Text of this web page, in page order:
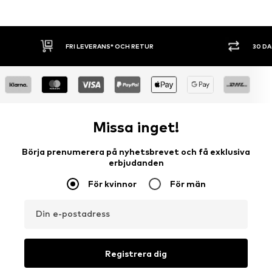
FRI LEVERANS* OCH RETUR 30
Missa inget!
Börja prenumerera på nyhetsbrevet och få exklusiva
erbjudanden
För kvinnor För män
Din e-postadress
Registrera dig